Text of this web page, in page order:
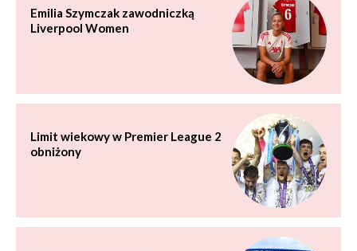
Emilia Szymczak zawodniczką
Liverpool Women
Limit wiekowy w Premier League 2
obniżony